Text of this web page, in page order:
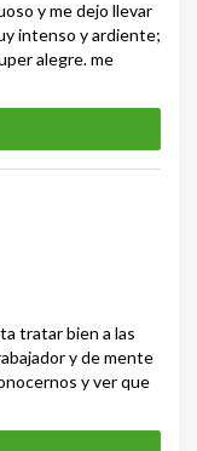
y me dejo llevar
intenso y ardiente;
alegre. me
tratar bien a las
y de mente
y ver que